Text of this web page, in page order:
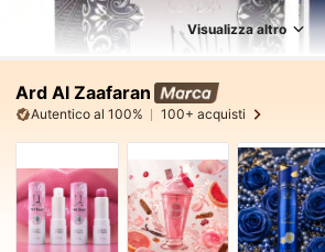
Visualizza altro
Ard Al Zaafaran
Autentico al 100% 100+ acquisti